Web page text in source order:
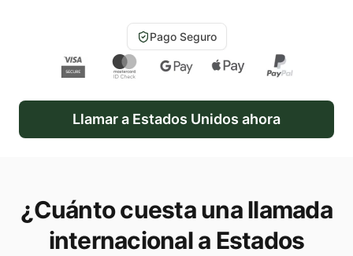
Pago Seguro
Llamar a Estados Unidos ahora
¿Cuánto cuesta una llamada
internacional a Estados